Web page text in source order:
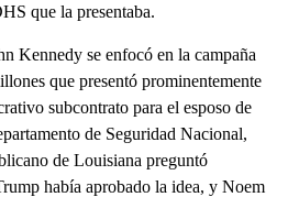
que la presentaba.
Kennedy se enfocó en la campaña
que presentó prominentemente
subcontrato para el esposo de
de Seguridad Nacional,
de Louisiana preguntó
había aprobado la idea, y Noem